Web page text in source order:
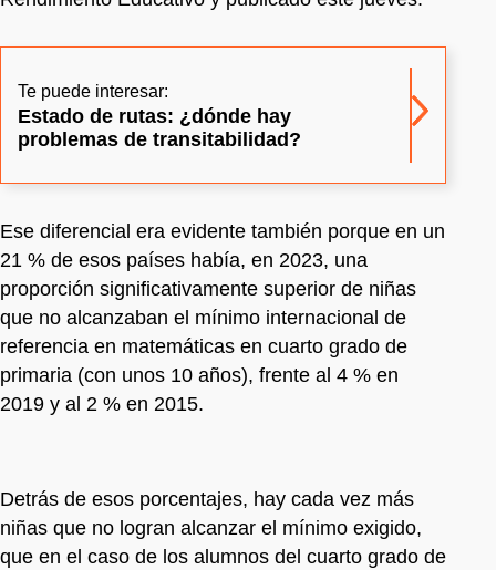
Te puede interesar:
Estado de rutas: ¿dónde hay
problemas de transitabilidad?
Ese diferencial era evidente también porque en un
21 % de esos países había, en 2023, una
proporción significativamente superior de niñas
que no alcanzaban el mínimo internacional de
referencia en matemáticas en cuarto grado de
primaria (con unos 10 años), frente al 4 % en
2019 y al 2 % en 2015.
Detrás de esos porcentajes, hay cada vez más
niñas que no logran alcanzar el mínimo exigido,
que en el caso de los alumnos del cuarto grado de